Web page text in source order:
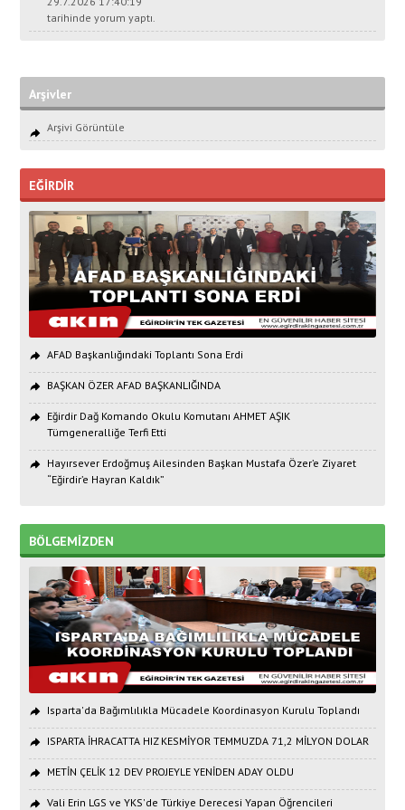
tarihinde yorum yaptı.
Arşivler
Arşivi Görüntüle
EĞİRDİR
AFAD Başkanlığındaki Toplantı Sona Erdi
BAŞKAN ÖZER AFAD BAŞKANLIĞINDA
Eğirdir Dağ Komando Okulu Komutanı AHMET AŞIK
Tümgeneralliğe Terfi Etti
Hayırsever Erdoğmuş Ailesinden Başkan Mustafa Özer’e Ziyaret
“Eğirdir’e Hayran Kaldık”
BÖLGEMİZDEN
Isparta'da Bağımlılıkla Mücadele Koordinasyon Kurulu Toplandı
ISPARTA İHRACATTA HIZ KESMİYOR TEMMUZDA 71,2 MİLYON DOLAR
METİN ÇELİK 12 DEV PROJEYLE YENİDEN ADAY OLDU
Vali Erin LGS ve YKS'de Türkiye Derecesi Yapan Öğrencileri